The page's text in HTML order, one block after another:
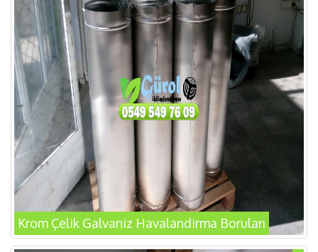
Krom Çelik Galvaniz Havalandirma Boruları